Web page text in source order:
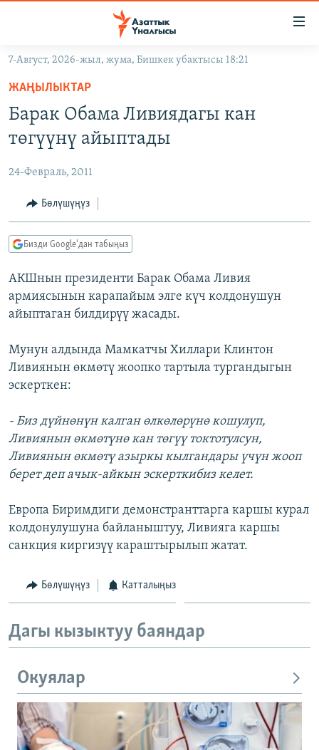
Навигацияга
өтүңүз
Издөөгө
салыңыз
КЫРГЫЗСТАН
КЫРГЫЗСТАН
ЭКОНОМИКА
МАДАНИЯТ
ДҮЙНӨ
БОРБОР АЗИЯ
УКРАИНА
АТАЙЫН ИЛИКТӨӨ
ТВ ПРОГРАММАЛАР
ЭКСПЕРТТЕР ТАЛДАЙТ
БИЗ ЖАНА ДҮЙНӨ
АЗАТТЫК+
ЫҢГАЙСЫЗ СУРООЛОР
ӨЗГӨЧӨ ПИКИР
Русский
ЭЕ/АРнун бардык сайттары
7-Август, 2026-жыл, жума, Бишкек убактысы 18:21
ЖАҢЫЛЫКТАР
Барак Обама Ливиядагы кан
төгүүнү айыптады
24-Февраль, 2011
Бөлүшүңүз
Бизди Google'дан табыңыз
АКШнын президенти Барак Обама Ливия
армиясынын карапайым элге күч колдонушун
айыптаган билдирүү жасады.
Мунун алдында Мамкатчы Хиллари Клинтон
Ливиянын өкмөтү жоопко тартыла тургандыгын
эскерткен:
- Биз дүйнөнүн калган өлкөлөрүнө кошулуп,
Ливиянын өкмөтүнө кан төгүү токтотулсун,
Ливиянын өкмөтү азыркы кылгандары үчүн жооп
берет деп ачык-айкын эскерткибиз келет.
Европа Биримдиги демонстранттарга каршы курал
колдонулушуна байланыштуу, Ливияга каршы
санкция киргизүү караштырылып жатат.
Бөлүшүңүз Катталыңыз
Дагы кызыктуу баяндар
Окуялар